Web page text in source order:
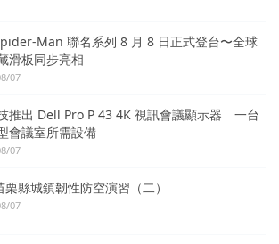
Man 聯名系列 8 月 8 日正式登台〜全球
滑板同步亮相
07
推出 Dell Pro P 43 4K 視訊會議顯示器 一台
會議室所需設備
07
栗縣城鎮韌性防空演習（二）
07